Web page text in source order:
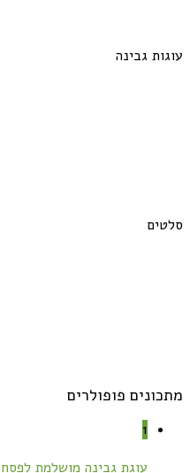
עוגות גבינה
סלטים
מתכונים פופולרים
1
עוגת גבינה מושלמת לפסח